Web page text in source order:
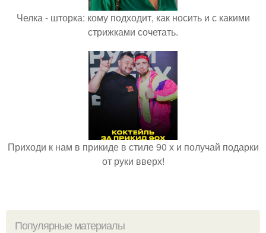
Челка - шторка: кому подходит, как носить и с какими
стрижками сочетать.
Приходи к нам в прикиде в стиле 90 х и получай подарки
от руки вверх!
Популярные материалы